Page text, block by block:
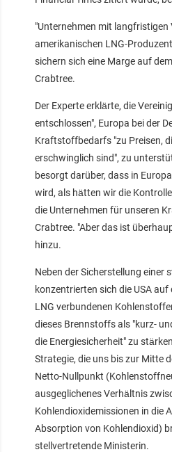
"Unternehmen mit langfristigen
amerikanischen LNG-
sichern sich eine Marge auf
Crabtree.
Der Experte erklärte, die
entschlossen", Europa bei der
Kraftstoffbedarfs "zu Preisen,
erschwinglich sind", zu
besorgt darüber, dass in
wird, als hätten wir die
die Unternehmen für unseren
Crabtree. "Aber das ist
hinzu.
Neben der Sicherstellung einer
konzentrierten sich die USA
LNG verbundenen
dieses Brennstoffs als "kurz-
die Energiesicherheit" zu
Strategie, die uns bis zur Mitte
Netto-Nullpunkt
ausgeglichenes Verhältnis
Kohlendioxidemissionen in die
Absorption von Kohlendioxid)
stellvertretende Ministerin.